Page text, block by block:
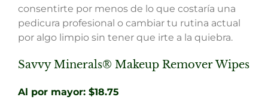
consentirte por menos de lo que costaría una
pedicura profesional o cambiar tu rutina actual
por algo limpio sin tener que irte a la quiebra.
Savvy Minerals® Makeup Remover Wipes
Al por mayor: $18.75